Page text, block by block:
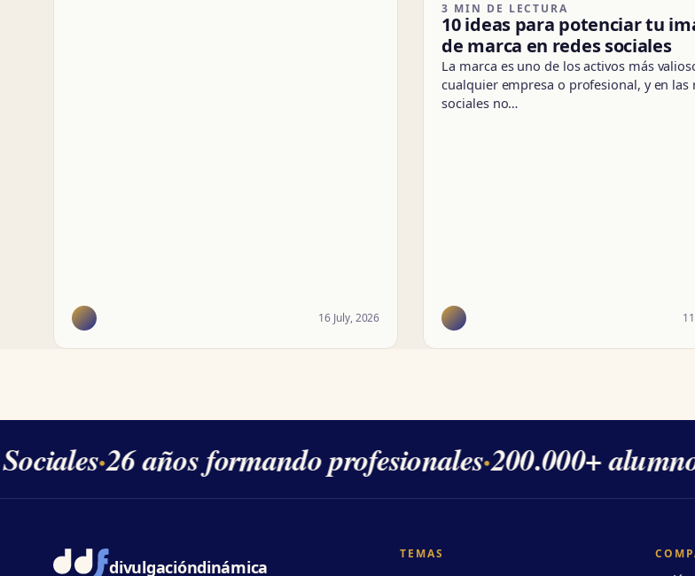
16 July, 2026
3 MIN DE LECTURA
10 ideas para potenciar tu
de marca en redes sociales
La marca es uno de los activos más
cualquier empresa o profesional, y en las
sociales no…
·26 años formando profesionales·200.000+ alumnos
divulgacióndinámica
TEMAS